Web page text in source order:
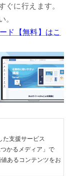
ぐに行えます。
。
ド【無料】はこ
た支援サービス
かるメディア」で
あるコンテンツをお